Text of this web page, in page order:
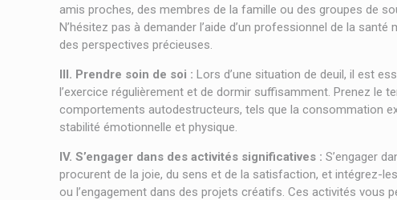
amis proches, des membres de la famille ou des groupes de
N’hésitez pas à demander l’aide d’un professionnel de la
des perspectives précieuses.
III. Prendre soin de soi : Lors d’une situation de deuil, il est
l’exercice régulièrement et de dormir suffisamment. Prenez le
comportements autodestructeurs, tels que la consommation
stabilité émotionnelle et physique.
IV. S’engager dans des activités significatives : S’engager
procurent de la joie, du sens et de la satisfaction, et intégrez-
ou l’engagement dans des projets créatifs. Ces activités vous